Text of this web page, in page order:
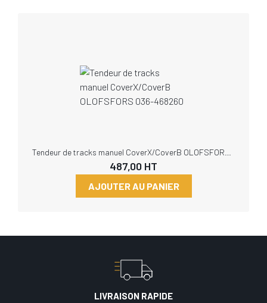
487,00 HT
AJOUTER AU PANIER
LIVRAISON RAPIDE